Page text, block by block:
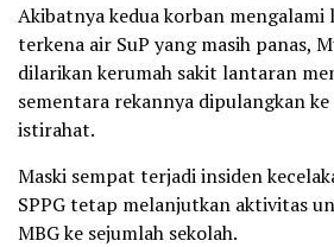
Akibatnya kedua korban mengalami
terkena air SuP yang masih panas,
dilarikan kerumah sakit lantaran
sementara rekannya dipulangkan
istirahat.
Maski sempat terjadi insiden
SPPG tetap melanjutkan aktivitas
MBG ke sejumlah sekolah.